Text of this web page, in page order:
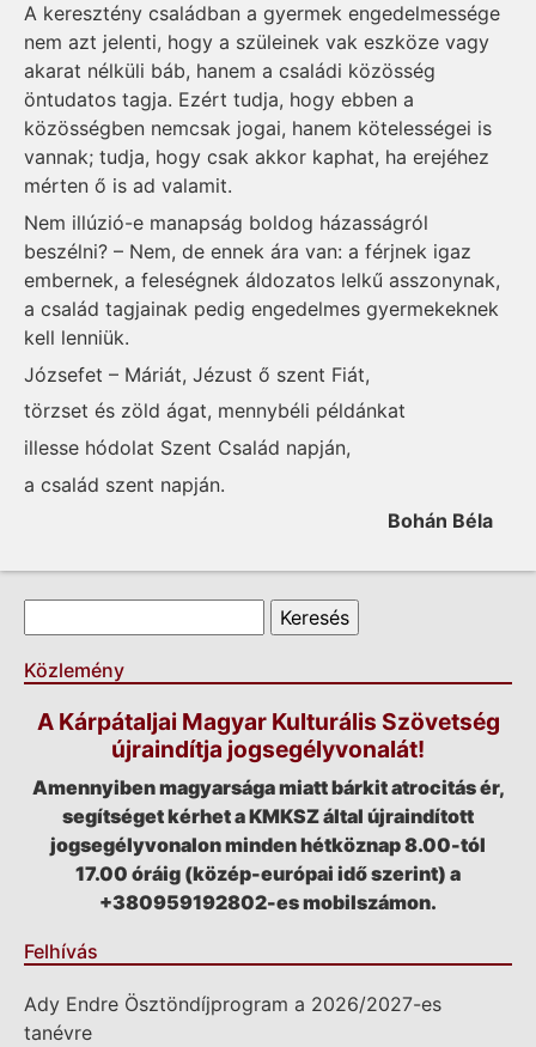
A keresztény családban a gyermek engedelmessége
nem azt jelenti, hogy a szüleinek vak eszköze vagy
akarat nélküli báb, hanem a családi közösség
öntudatos tagja. Ezért tudja, hogy ebben a
közösségben nemcsak jogai, hanem kötelességei is
vannak; tudja, hogy csak akkor kaphat, ha erejéhez
mérten ő is ad valamit.
Nem illúzió-e manapság boldog házasságról
beszélni? – Nem, de ennek ára van: a férjnek igaz
embernek, a feleségnek áldozatos lelkű asszonynak,
a család tagjainak pedig engedelmes gyermekeknek
kell lenniük.
Józsefet – Máriát, Jézust ő szent Fiát,
törzset és zöld ágat, mennybéli példánkat
illesse hódolat Szent Család napján,
a család szent napján.
Bohán Béla
Keresés űrlap
Közlemény
A Kárpátaljai Magyar Kulturális Szövetség
újraindítja jogsegélyvonalát!
Amennyiben magyarsága miatt bárkit atrocitás ér,
segítséget kérhet a KMKSZ által újraindított
jogsegélyvonalon minden hétköznap 8.00-tól
17.00 óráig (közép-európai idő szerint) a
+380959192802-es mobilszámon.
Felhívás
Ady Endre Ösztöndíjprogram a 2026/2027-es
tanévre